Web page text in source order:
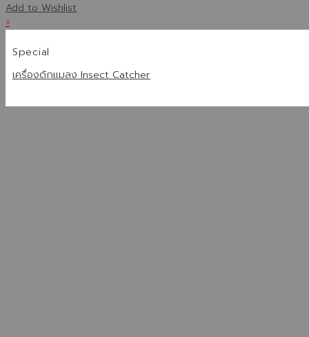
Add to Wishlist
+
Special
เครื่องดักแมลง Insect Catcher